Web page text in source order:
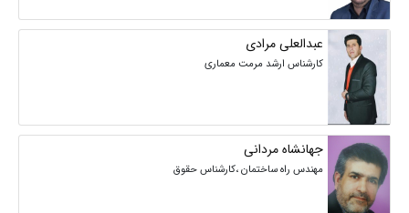
عبدالعلی مرادی
کارشناس ارشد مرمت معماری
جهانشاه مردانی
مهندس راه ساختمان ،کارشناس حقوق